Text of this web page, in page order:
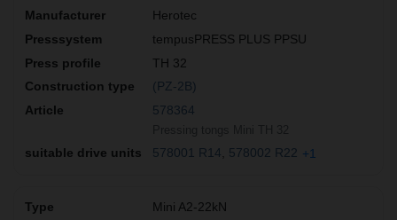
Herotec
tempusPRESS PLUS PPSU
TH 32
(PZ-2B)
578364
578001 R14 578002 R22 +1
Mini A2-22kN